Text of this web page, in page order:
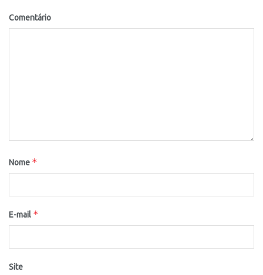
Comentário
Nome *
E-mail *
Site